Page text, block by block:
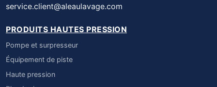
service.client@aleaulavage.com
PRODUITS HAUTES PRESSION
Pompe et surpresseur
Équipement de piste
Haute pression